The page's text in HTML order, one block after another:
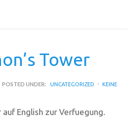
Tower
POSTED UNDER: UNCATEGORIZED
KEINE
English zur Verfuegung.